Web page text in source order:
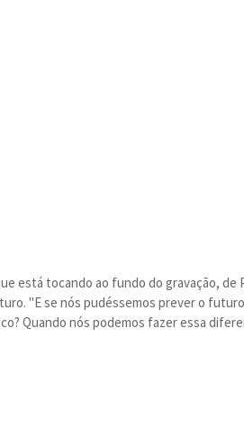
está tocando ao fundo do gravação, de
"E se nós pudéssemos prever o
Quando nós podemos fazer essa